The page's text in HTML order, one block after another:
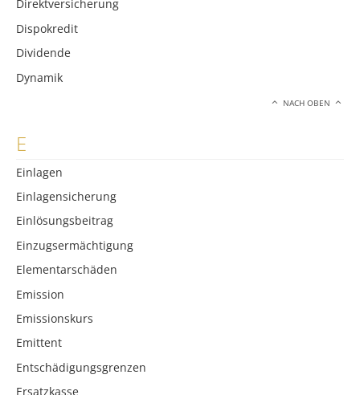
Direktversicherung
Dispokredit
Dividende
Dynamik
NACH OBEN
E
Einlagen
Einlagensicherung
Einlösungsbeitrag
Einzugsermächtigung
Elementarschäden
Emission
Emissionskurs
Emittent
Entschädigungsgrenzen
Ersatzkasse